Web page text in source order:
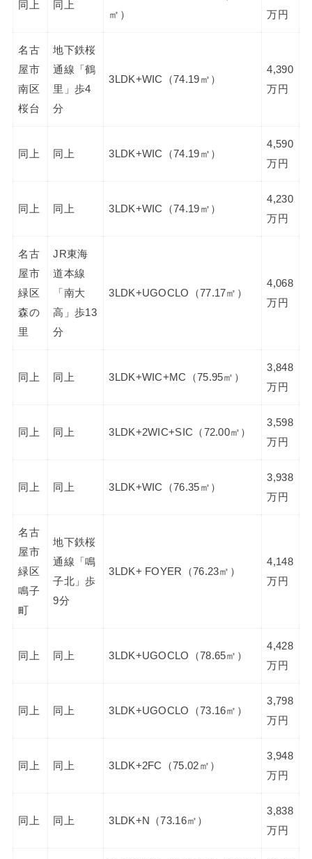
同上 同上
㎡）
万円
名古
屋市
南区
桜台
地下鉄桜
通線「鶴
里」歩4
分
3LDK+WIC（74.19㎡）
4,390
万円
同上 同上 3LDK+WIC（74.19㎡）
4,590
万円
同上 同上 3LDK+WIC（74.19㎡）
4,230
万円
名古
屋市
緑区
森の
里
JR東海
道本線
「南大
高」歩13
分
3LDK+UGOCLO（77.17㎡）
4,068
万円
同上 同上 3LDK+WIC+MC（75.95㎡）
3,848
万円
同上 同上 3LDK+2WIC+SIC（72.00㎡）
3,598
万円
同上 同上 3LDK+WIC（76.35㎡）
3,938
万円
名古
屋市
緑区
鳴子
町
地下鉄桜
通線「鳴
子北」歩
9分
3LDK+ FOYER（76.23㎡）
4,148
万円
同上 同上 3LDK+UGOCLO（78.65㎡）
4,428
万円
同上 同上 3LDK+UGOCLO（73.16㎡）
3,798
万円
同上 同上 3LDK+2FC（75.02㎡）
3,948
万円
同上 同上 3LDK+N（73.16㎡）
3,838
万円